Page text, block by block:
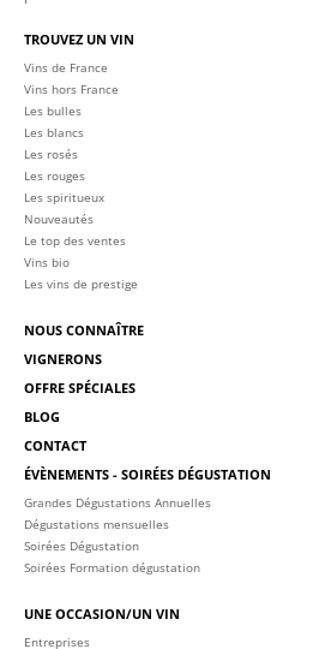
TROUVEZ UN VIN
Vins de France
Vins hors France
Les bulles
Les blancs
Les rosés
Les rouges
Les spiritueux
Nouveautés
Le top des ventes
Vins bio
Les vins de prestige
NOUS CONNAÎTRE
VIGNERONS
OFFRE SPÉCIALES
BLOG
CONTACT
ÉVÈNEMENTS - SOIRÉES DÉGUSTATION
Grandes Dégustations Annuelles
Dégustations mensuelles
Soirées Dégustation
Soirées Formation dégustation
UNE OCCASION/UN VIN
Entreprises